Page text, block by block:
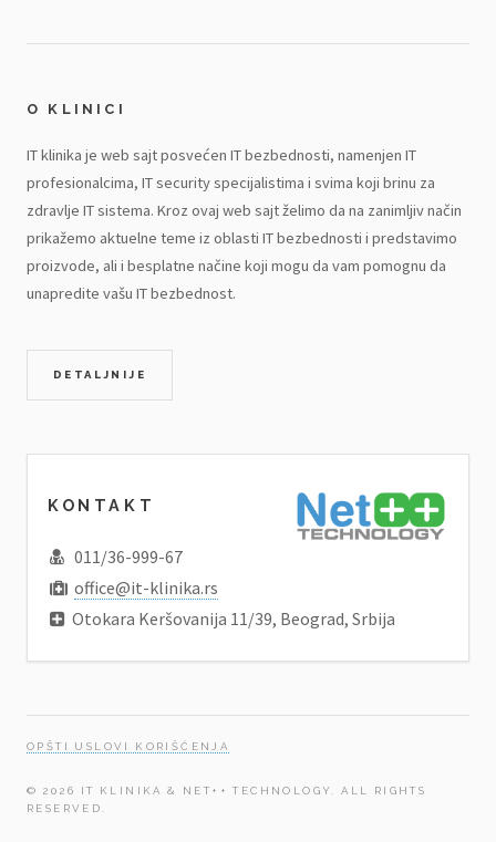
O KLINICI
IT klinika je web sajt posvećen IT bezbednosti, namenjen IT
profesionalcima, IT security specijalistima i svima koji brinu za
zdravlje IT sistema. Kroz ovaj web sajt želimo da na zanimljiv način
prikažemo aktuelne teme iz oblasti IT bezbednosti i predstavimo
proizvode, ali i besplatne načine koji mogu da vam pomognu da
unapredite vašu IT bezbednost.
DETALJNIJE
KONTAKT
011/36-999-67
office@it-klinika.rs
Otokara Keršovanija 11/39, Beograd, Srbija
OPŠTI USLOVI KORIŠĆENJA
© 2026 IT KLINIKA & NET++ TECHNOLOGY. ALL RIGHTS
RESERVED.